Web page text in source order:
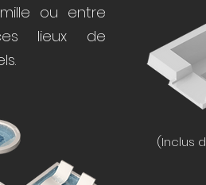
ou entre
lieux de
(Inclus